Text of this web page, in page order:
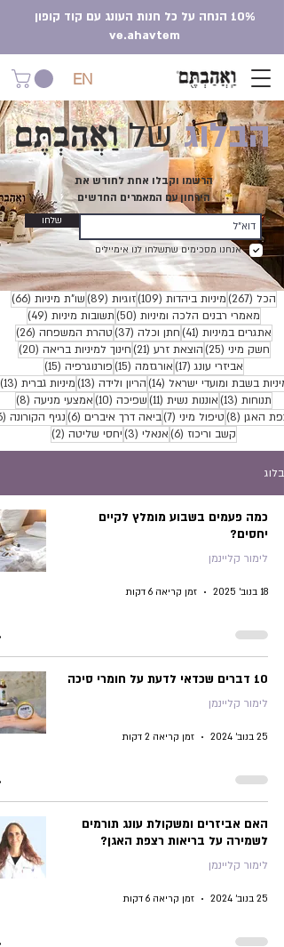
10% הנחה על כל חנות העונג עם קוד קופון
ve.ahavtem
EN
הבלוגשלוַאֲהַבְתֶּם
הרשמו וקבלו אחת לחודש את
הירחון עם המאמרים החדשים
שלחו
אנחנו מסכימים שתשלחו לנו אימיילים
הכל (267) 267 פוסטים
מיניות ביהדות (109) 109 פוסטים
זוגיות (89) 89 פוסטים
שו"ת מיניות (66)
66 פוסטים
מאמרי רבנים הלכה ומיניות (50) 50 פוסטים
תשובות מיניות (49)
49 פוסטים
אתגרים במיניות (41) 41 פוסטיםחתן וכלה (37) 37 פוסטים
טהרת המשפחה (26)
26 פוסטים
חשק מיני (25) 25 פוסטים
הוצאת זרע (21) 21 פוסטיםחינוך למיניות בריאה (20)
20 פוסטים
אביזרי עונג (17) 17 פוסטיםאורגזמה (15) 15 פוסטיםפורנוגרפיה (15)
15 פוסטים
מיניות בשבת ומועדי ישראל (14) 14 פוסטיםהריון ולידה (13) 13 פוסטים
מיניות גברית (13)
תנוחות (13) 13 פוסטיםאוננות נשית (11) 11 פוסטיםשפיכה (10) 10 פוסטיםאמצעי מניעה (8)
8 פוסטים
האגן (8) 8 פוסטיםטיפול מיני (7) 7 פוסטיםביאה דרך איברים (6) 6 פוסטיםנגיף הקורונה (6)
קשב וריכוז (6) 6 פוסטיםאנאלי (3) 3 פוסטיםיחסי שליטה (2) 2 פוסטים
בלוג
כמה פעמים בשבוע מומלץ לקיים
יחסים?
לימור קליינמן
18 בנוב׳ 2025 זמן קריאה 6 דקות
10 דברים שכדאי לדעת על חומרי סיכה
לימור קליינמן
25 בנוב׳ 2024 זמן קריאה 2 דקות
האם אביזרים ומשקולת עונג תורמים
לשמירה על בריאות רצפת האגן?
לימור קליינמן
25 בנוב׳ 2024 זמן קריאה 6 דקות